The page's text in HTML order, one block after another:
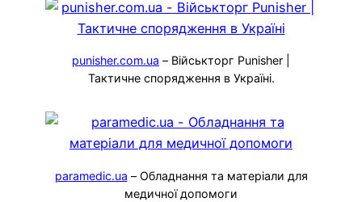
punisher.com.ua – Військторг Punisher |
Тактичне спорядження в Україні.
paramedic.ua – Обладнання та матеріали для
медичної допомоги